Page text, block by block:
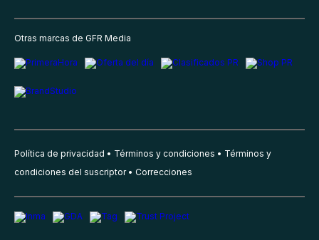
Otras marcas de GFR Media
Política de privacidad Términos y condiciones
Términos y
condiciones del suscriptor
Correcciones